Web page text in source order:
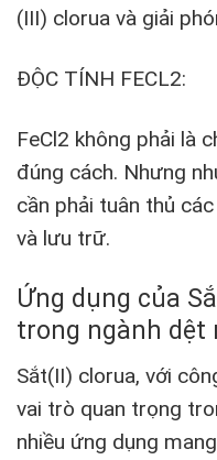
(III) clorua và giải
ĐỘC TÍNH FECL2:
FeCl2 không phải là
đúng cách. Nhưng
cần phải tuân thủ
và lưu trữ.
Ứng dụng của
trong ngành dệt
Sắt(II) clorua, với
vai trò quan trọng
nhiều ứng dụng